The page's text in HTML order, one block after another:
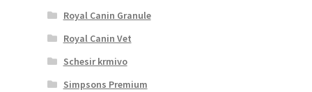
Royal Canin Granule
Royal Canin Vet
Schesir krmivo
Simpsons Premium